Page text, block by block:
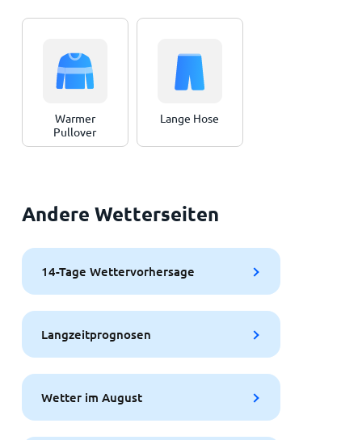
Warmer
Pullover
Lange Hose
Andere Wetterseiten
14-Tage Wettervorhersage
Langzeitprognosen
Wetter im August